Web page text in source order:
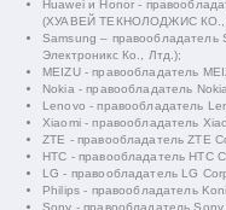
Huawei и Honor -
(ХУАВЕЙ ТЕКНОЛОДЖИС КО.,
Samsung – правообладатель
Электроникс Ко., Лтд.);
MEIZU - правообладатель
Nokia - правообладатель
Lenovo - правообладатель
Xiaomi - правообладатель
ZTE - правообладатель ZTE
HTC - правообладатель
LG - правообладатель LG
Philips - правообладатель
Sony - правообладатель